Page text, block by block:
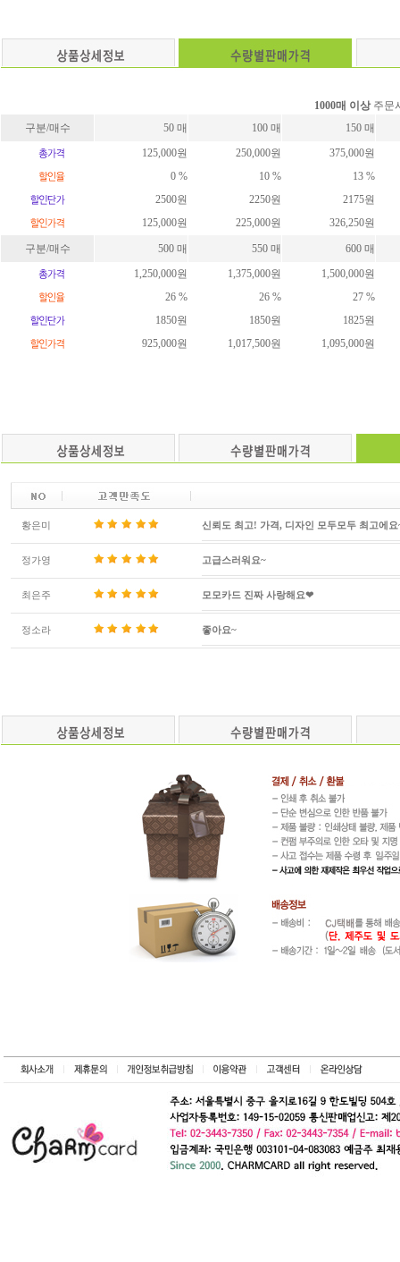
1000매 이상주문
구분/매수
50 매 100 매
150 매
125,000원
250,000원
375,000원
0 %
10 %
13 %
2500원
2250원
2175원
125,000원
225,000원 326,250원
구분/매수 500 매 550 매
600 매
1,250,000원
1,375,000원
1,500,000원
26 %
26 %
27 %
1850원
1850원
1825원
925,000원
1,017,500원 1,095,000원
황은미 신뢰도 최고! 가격, 디자인 모두모두 최고에요
정가영 고급스러워요~
최은주 모모카드 진짜 사랑해요❤
정소라 좋아요~